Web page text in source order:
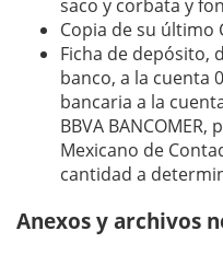
saco y corbata y
Copia de su último
Ficha de depósito,
banco, a la cuenta
bancaria a la
BBVA
Mexicano de
cantidad a
Anexos y archivos